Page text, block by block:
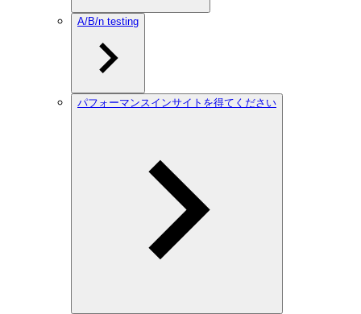
A/B/n testing
パフォーマンスインサイトを得てください